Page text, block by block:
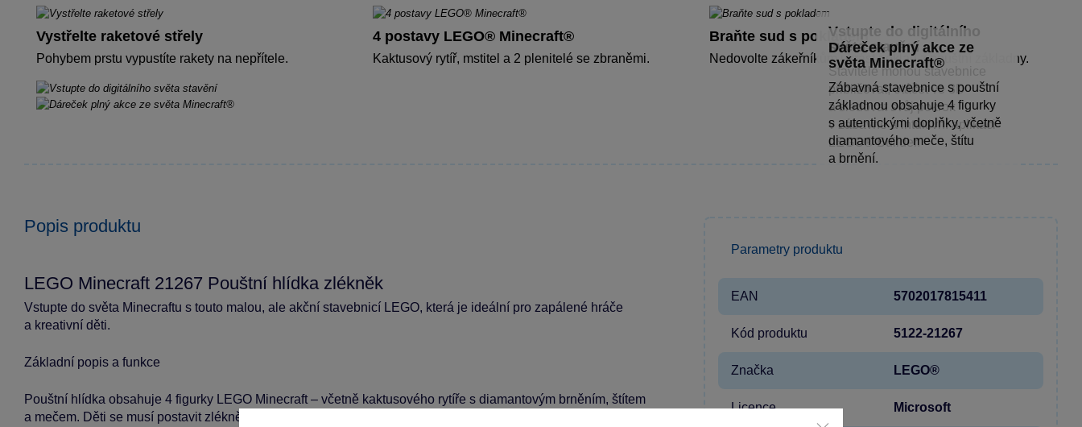
Vystřelte raketové střely
Pohybem prstu vypustíte rakety na nepřítele.
4 postavy LEGO® Minecraft®
Kaktusový rytíř, mstitel a 2 plenitelé se zbraněmi.
Braňte sud s pokladem
Nedovolte zákeřníkům ukrást poklad z pouštní základny.
Vstupte do digitálního
světa stavění
Stavitelé mohou stavebnice
přibližovat, otáčet ve 3D
a sledovat svůj pokrok
v zábavné a intuitivní aplikaci
LEGO® Builder.
Dáreček plný akce ze
světa Minecraft®
Zábavná stavebnice s pouštní
základnou obsahuje 4 figurky
s autentickými doplňky, včetně
diamantového meče, štítu
a brnění.
Popis produktu
LEGO Minecraft 21267 Pouštní hlídka zlékněk
Vstupte do světa Minecraftu s touto malou, ale akční stavebnicí LEGO, která je ideální pro zapálené hráče
a kreativní děti.
Základní popis a funkce
Pouštní hlídka obsahuje 4 figurky LEGO Minecraft – včetně kaktusového rytíře s diamantovým brněním, štítem
a mečem. Děti se musí postavit zlékněkům, kteří se snaží ukrást poklad ze sudu. Rakety, které děti odpálí
Parametry produktu
EAN 5702017815411
Kód produktu 5122-21267
Značka LEGO®
Licence Microsoft